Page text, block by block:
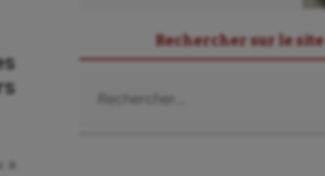
a
Rechercher sur le site